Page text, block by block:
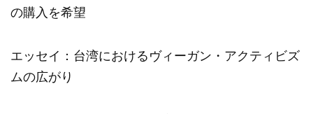
の購入を希望
エッセイ：台湾におけるヴィーガン・アクティビズ
ムの広がり